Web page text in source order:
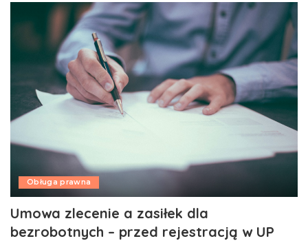
Obługa prawna
Umowa zlecenie a zasiłek dla
bezrobotnych – przed rejestracją w UP